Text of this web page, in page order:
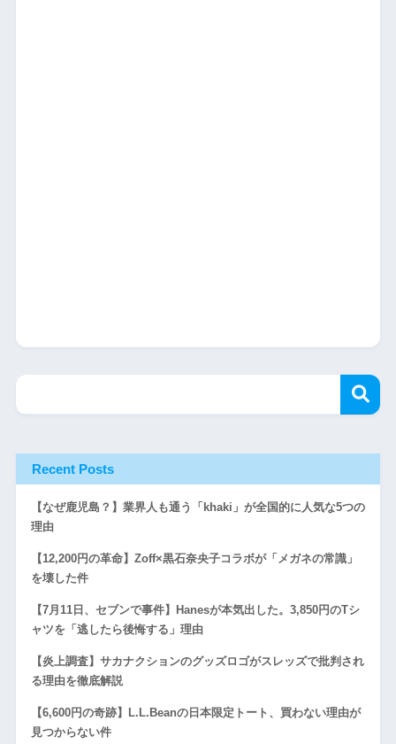
Recent Posts
【なぜ鹿児島？】業界人も通う「khaki」が全国的に人気な5つの
理由
【12,200円の革命】Zoff×黒石奈央子コラボが「メガネの常識」
を壊した件
【7月11日、セブンで事件】Hanesが本気出した。3,850円のTシ
ャツを「逃したら後悔する」理由
【炎上調査】サカナクションのグッズロゴがスレッズで批判され
る理由を徹底解説
【6,600円の奇跡】L.L.Beanの日本限定トート、買わない理由が
見つからない件